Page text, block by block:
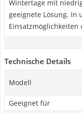
Wintertage mit
geeignete Lösung. In
Technische Details
Modell
Geeignet für